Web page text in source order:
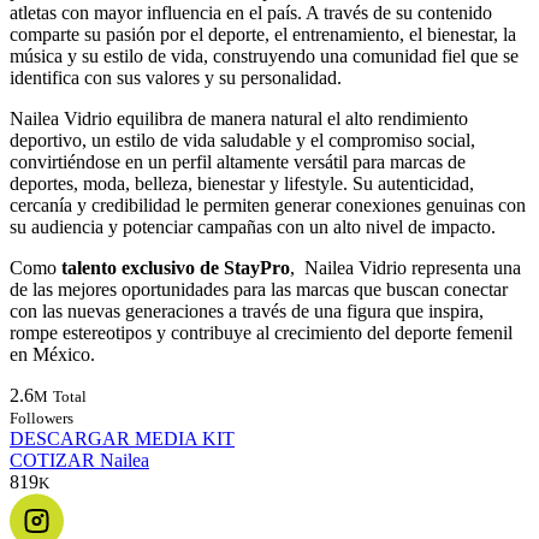
atletas con mayor influencia en el país. A través de su contenido
comparte su pasión por el deporte, el entrenamiento, el bienestar, la
música y su estilo de vida, construyendo una comunidad fiel que se
identifica con sus valores y su personalidad.
Nailea Vidrio equilibra de manera natural el alto rendimiento
deportivo, un estilo de vida saludable y el compromiso social,
convirtiéndose en un perfil altamente versátil para marcas de
deportes, moda, belleza, bienestar y lifestyle. Su autenticidad,
cercanía y credibilidad le permiten generar conexiones genuinas con
su audiencia y potenciar campañas con un alto nivel de impacto.
Como talento exclusivo de StayPro, Nailea Vidrio representa una
de las mejores oportunidades para las marcas que buscan conectar
con las nuevas generaciones a través de una figura que inspira,
rompe estereotipos y contribuye al crecimiento del deporte femenil
en México.
2.6M Total
Followers
DESCARGAR MEDIA KIT
COTIZAR Nailea
819K